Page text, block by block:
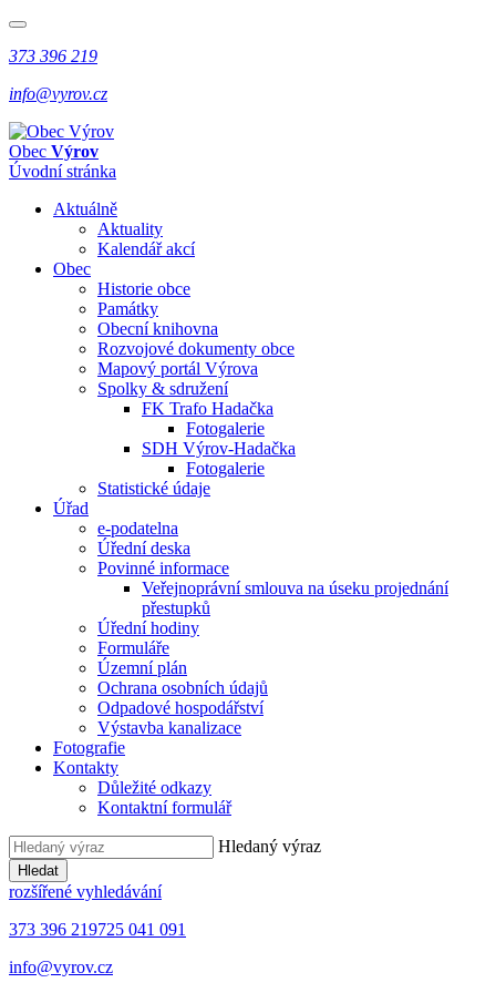
373 396 219
info@vyrov.cz
Obec Výrov
Úvodní stránka
Aktuálně
Aktuality
Kalendář akcí
Obec
Historie obce
Památky
Obecní knihovna
Rozvojové dokumenty obce
Mapový portál Výrova
Spolky & sdružení
FK Trafo Hadačka
Fotogalerie
SDH Výrov-Hadačka
Fotogalerie
Statistické údaje
Úřad
e-podatelna
Úřední deska
Povinné informace
Veřejnoprávní smlouva na úseku projednání
přestupků
Úřední hodiny
Formuláře
Územní plán
Ochrana osobních údajů
Odpadové hospodářství
Výstavba kanalizace
Fotografie
Kontakty
Důležité odkazy
Kontaktní formulář
Hledaný výraz
Hledat
rozšířené vyhledávání
373 396 219725 041 091
info@vyrov.cz